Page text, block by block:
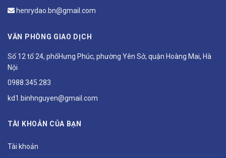
henrydao.bn@gmail.com
VĂN PHÒNG GIAO DỊCH
Số 12 tổ 24, phốHưng Phúc, phường Yên Sở, quận Hoàng Mai, Hà
Nội
0988.345.283
kd1.binhnguyen@gmail.com
TÀI KHOẢN CỦA BẠN
Tài khoản